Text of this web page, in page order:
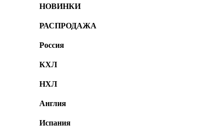
НОВИНКИ
РАСПРОДАЖА
Россия
КХЛ
НХЛ
Англия
Испания